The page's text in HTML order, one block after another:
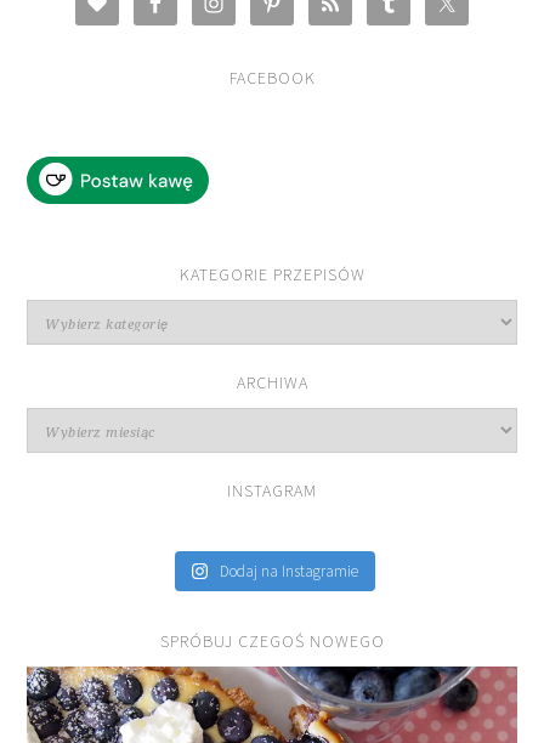
FACEBOOK
KATEGORIE PRZEPISÓW
przepisów
ARCHIWA
INSTAGRAM
Dodaj na Instagramie
SPRÓBUJ CZEGOŚ NOWEGO